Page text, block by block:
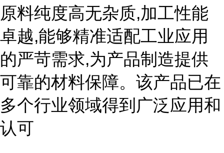
原料纯度高无杂质,加工性能
卓越,能够精准适配工业应用
的严苛需求,为产品制造提供
可靠的材料保障。该产品已在
多个行业领域得到广泛应用和
认可